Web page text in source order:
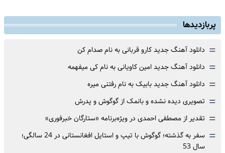
پربازدیدها
= دانلود آهنگ جدید کارو قربانی به نام صدام کن
= دانلود آهنگ جدید امین کاویانی به نام کی میفهمه
= دانلود آهنگ جدید بابیک به نام رفتنی میره
= تصویری دیده نشده و بانمک از گوگوش و پدرش
= تقدیر از مصطفی احمدی در ویژه‌برنامه «ستارگان خبرفوری»
=
سفر به گذشته؛ گوگوش با تیپ و استایل افغانستانی در 24 سالگی؛
سال 53